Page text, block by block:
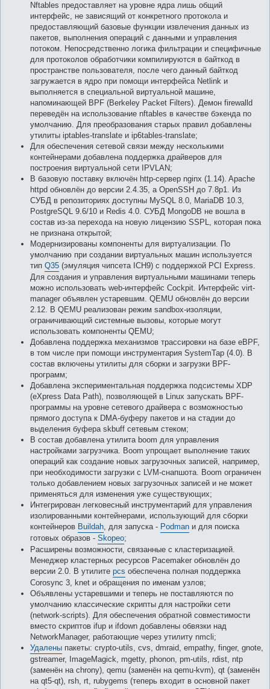
Nftables предоставляет на уровне ядра лишь общий
интерфейс, не зависящий от конкретного протокола и
предоставляющий базовые функции извлечения данных из
пакетов, выполнения операций с данными и управления
потоком. Непосредственно логика фильтрации и специфичные
для протоколов обработчики компилируются в байткод в
пространстве пользователя, после чего данный байткод
загружается в ядро при помощи интерфейса Netlink и
выполняется в специальной виртуальной машине,
напоминающей BPF (Berkeley Packet Filters). Демон firewalld
переведён на использование nftables в качестве бэкенда по
умолчанию. Для преобразования старых правил добавлены
утилиты iptables-translate и ip6tables-translate;
Для обеспечения сетевой связи между несколькими
контейнерами добавлена поддержка драйверов для
построения виртуальной сети IPVLAN;
В базовую поставку включён http-сервер nginx (1.14). Apache
httpd обновлён до версии 2.4.35, а OpenSSH до 7.8p1. Из
СУБД в репозиториях доступны MySQL 8.0, MariaDB 10.3,
PostgreSQL 9.6/10 и Redis 4.0. СУБД MongoDB не вошла в
состав из-за перехода на новую лицензию SSPL, которая пока
не признана открытой;
Модернизированы компоненты для виртуализации. По
умолчанию при создании виртуальных машин используется
тип Q35 (эмуляция чипсета ICH9) с поддержкой PCI Express.
Для создания и управления виртуальными машинами теперь
можно использовать web-интерфейс Cockpit. Интерфейс virt-
manager объявлен устаревшим. QEMU обновлён до версии
2.12. В QEMU реализован режим sandbox-изоляции,
ограничивающий системные вызовы, которые могут
использовать компоненты QEMU;
Добавлена поддержка механизмов трассировки на базе eBPF,
в том числе при помощи инструментария SystemTap (4.0). В
состав включены утилиты для сборки и загрузки BPF-
программ;
Добавлена экспериментальная поддержка подсистемы XDP
(eXpress Data Path), позволяющей в Linux запускать BPF-
программы на уровне сетевого драйвера с возможностью
прямого доступа к DMA-буферу пакетов и на стадии до
выделения буфера skbuff сетевым стеком;
В состав добавлена утилита boom для управления
настройками загрузчика. Boom упрощает выполнение таких
операций как создание новых загрузочных записей, например,
при необходимости загрузки с LVM-снапшота. Boom ограничен
только добавлением новых загрузочных записей и не может
применяться для изменения уже существующих;
Интегрирован легковесный инструментарий для управления
изолированными контейнерами, использующий для сборки
контейнеров Buildah, для запуска - Podman и для поиска
готовых образов - Skopeo;
Расширены возможности, связанные с кластеризацией.
Менеджер кластерных ресурсов Pacemaker обновлён до
версии 2.0. В утилите pcs обеспечена полная поддержка
Corosync 3, knet и обращения по именам узлов;
Объявлены устаревшими и теперь не поставляются по
умолчанию классические скрипты для настройки сети
(network-scripts). Для обеспечения обратной совместимости
вместо скриптов ifup и ifdown добавлены обвязки над
NetworkManager, работающие через утилиту nmcli;
Удалены пакеты: crypto-utils, cvs, dmraid, empathy, finger, gnote,
gstreamer, ImageMagick, mgetty, phonon, pm-utils, rdist, ntp
(заменён на chrony), qemu (заменён на qemu-kvm), qt (заменён
на qt5-qt), rsh, rt, rubygems (теперь входит в основной пакет